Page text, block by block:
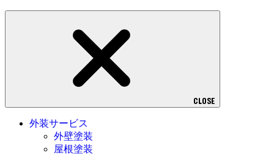
CLOSE
外装サービス
外壁塗装
屋根塗装